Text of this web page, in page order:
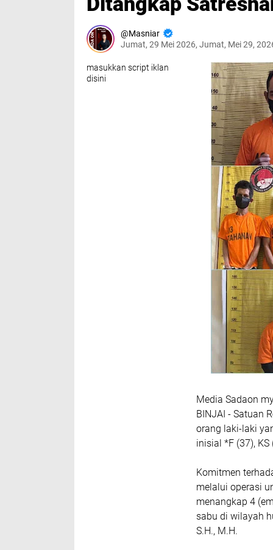
Masniar
Jumat, 29 Mei 2026, Jumat, Mei 29,
masukkan script iklan
disini
Media Sadaon
BINJAI - Satuan
orang laki-laki
inisial *F (37), KS
Komitmen
melalui operasi
menangkap 4
sabu di wilayah
S.H., M.H.